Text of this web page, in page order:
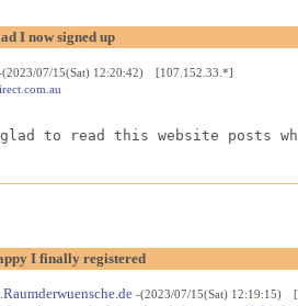
I now signed up
(2023/07/15(Sat) 12:20:42) [107.152.33.*]
to read this website posts
I finally registered
-(2023/07/15(Sat) 12:19:15)